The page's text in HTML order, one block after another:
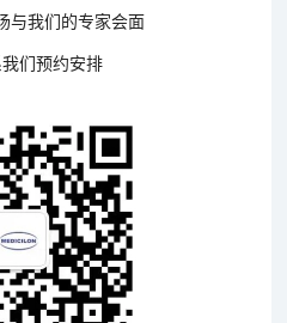
与我们的专家会面
们预约安排